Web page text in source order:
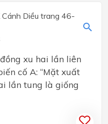
Cánh Diều trang 46-
xu hai lần liên
cố A: “Mặt xuất
lần tung là giống